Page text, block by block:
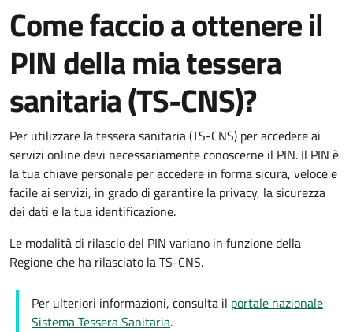
Come faccio a ottenere il
PIN della mia tessera
sanitaria (TS-CNS)?
Per utilizzare la tessera sanitaria (TS-CNS) per accedere ai
servizi online devi necessariamente conoscerne il PIN. Il PIN è
la tua chiave personale per accedere in forma sicura, veloce e
facile ai servizi, in grado di garantire la privacy, la sicurezza
dei dati e la tua identificazione.
Le modalità di rilascio del PIN variano in funzione della
Regione che ha rilasciato la TS-CNS.
Per ulteriori informazioni, consulta il portale nazionale
Sistema Tessera Sanitaria.